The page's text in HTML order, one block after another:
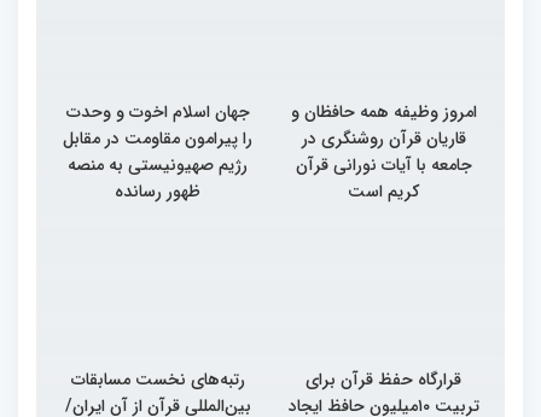
امروز وظیفه همه حافظان و
قاریان قرآن روشنگری در
جامعه با آیات نورانی قرآن
کریم است
جهان اسلام اخوت و وحدت
را پیرامون مقاومت در مقابل
رژیم صهیونیستی به منصه
ظهور رسانده
قرارگاه حفظ قرآن برای
تربیت ۱۰میلیون حافظ ایجاد
رتبه‌های نخست مسابقات
بین‌المللی قرآن از آن ایران/